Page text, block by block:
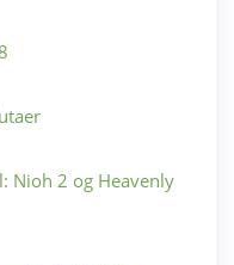
Nioh 2 og Heavenly